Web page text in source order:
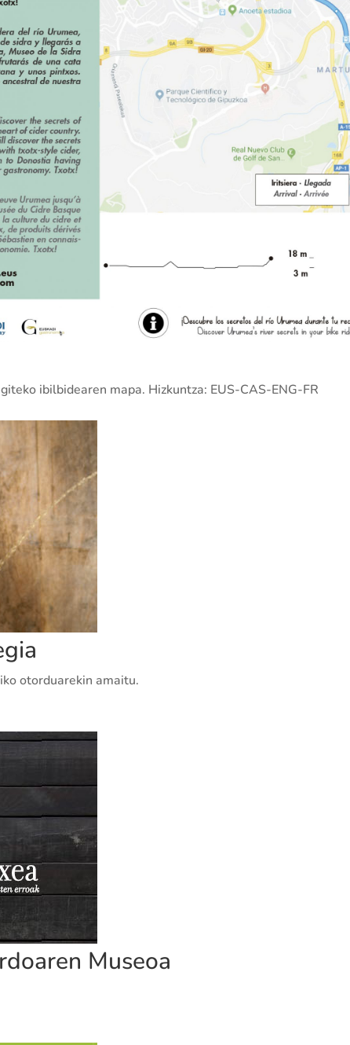
ibilbidearen mapa. Hizkuntza: EUS-CAS-ENG-FR
otorduarekin amaitu.
Museoa